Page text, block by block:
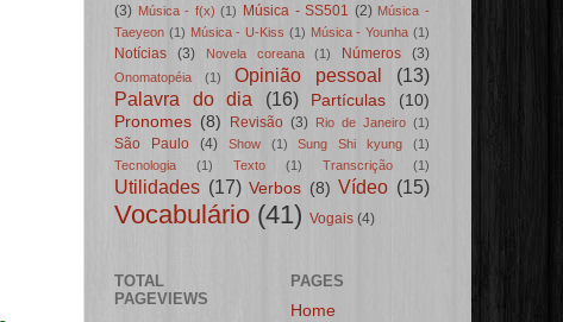
(3) Música - f(x) (1) Música - SS501 (2) Música -
Taeyeon (1) Música - U-Kiss (1) Música - Younha (1)
Notícias (3) Novela coreana (1) Números (3)
Onomatopéia (1) Opinião pessoal
(13)
Palavra do dia
(16) Partículas
(10)
Pronomes (8) Revisão (3) Rio de Janeiro (1)
São Paulo (4) Show (1) Sung Shi kyung
(1)
Tecnologia
(1) Texto (1) Transcrição (1)
Utilidades (17) Verbos (8) Vídeo (15)
Vocabulário (41) Vogais (4)
TOTAL
PAGEVIEWS
PAGES
Home